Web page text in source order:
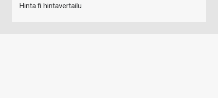
Hinta.fi hintavertailu